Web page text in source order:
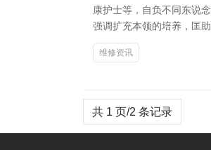
康护士等，自负不同东说
强调扩充本领的培养，匡
维修资讯
共 1 页/2 条记录